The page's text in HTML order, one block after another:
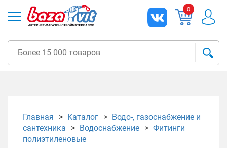
0
Главная Каталог
Водо-, газоснабжение и
сантехника
Водоснабжение
Фитинги
полиэтиленовые